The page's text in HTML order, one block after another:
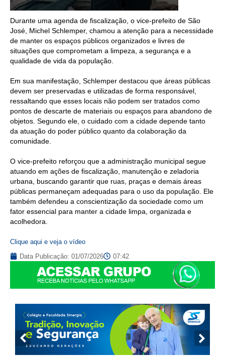
Durante uma agenda de fiscalização, o vice-prefeito de São
José, Michel Schlemper, chamou a atenção para a necessidade
de manter os espaços públicos organizados e livres de
situações que comprometam a limpeza, a segurança e a
qualidade de vida da população.
Em sua manifestação, Schlemper destacou que áreas públicas
devem ser preservadas e utilizadas de forma responsável,
ressaltando que esses locais não podem ser tratados como
pontos de descarte de materiais ou espaços para abandono de
objetos. Segundo ele, o cuidado com a cidade depende tanto
da atuação do poder público quanto da colaboração da
comunidade.
O vice-prefeito reforçou que a administração municipal segue
atuando em ações de fiscalização, manutenção e zeladoria
urbana, buscando garantir que ruas, praças e demais áreas
públicas permaneçam adequadas para o uso da população. Ele
também defendeu a conscientização da sociedade como um
fator essencial para manter a cidade limpa, organizada e
acolhedora.
Clique aqui e veja o vídeo
Data Publicação: 01/07/2026 07:42